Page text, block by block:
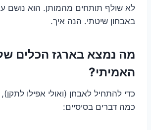
לא שולף תותחים מהמותן. הוא נושם
באבחון שיטתי. הנה איך.
האמיתי?
כדי להתחיל לאבחן (ואולי אפילו
כמה דברים בסיסיים: